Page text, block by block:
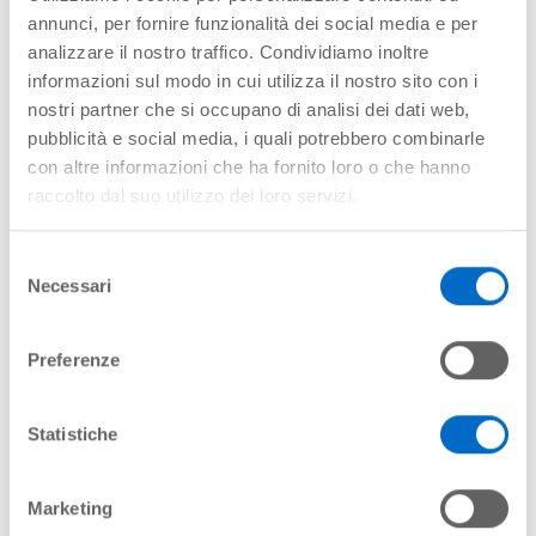
annunci, per fornire funzionalità dei social media e per
analizzare il nostro traffico. Condividiamo inoltre
informazioni sul modo in cui utilizza il nostro sito con i
nostri partner che si occupano di analisi dei dati web,
pubblicità e social media, i quali potrebbero combinarle
con altre informazioni che ha fornito loro o che hanno
raccolto dal suo utilizzo dei loro servizi.
delNecessari
Preferenze
Statistiche
Marketing
09-08
08:20 CATANIA
09-08
08:20 COPENHAGEN
FR5088
09-08
08:20 TRAPANI
FR5903
FR872
09-08
FR2312
09-08
FR2414